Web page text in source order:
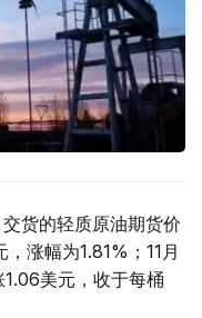
货的轻质原油期货价
涨幅为1.81%；11月
美元，收于每桶